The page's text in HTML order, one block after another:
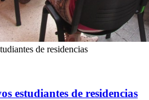
de residencias
estudiantes de residencias